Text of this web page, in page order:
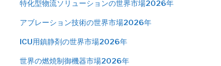
特化型物流ソリューションの世界市場2026年
アブレーション技術の世界市場2026年
ICU用鎮静剤の世界市場2026年
世界の燃焼制御機器市場2026年